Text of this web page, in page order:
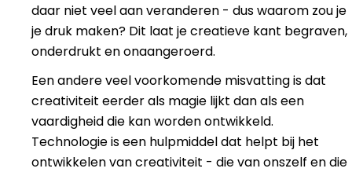
daar niet veel aan veranderen - dus waarom zou je
je druk maken? Dit laat je creatieve kant begraven,
onderdrukt en onaangeroerd.
Een andere veel voorkomende misvatting is dat
creativiteit eerder als magie lijkt dan als een
vaardigheid die kan worden ontwikkeld.
Technologie is een hulpmiddel dat helpt bij het
ontwikkelen van creativiteit - die van onszelf en die